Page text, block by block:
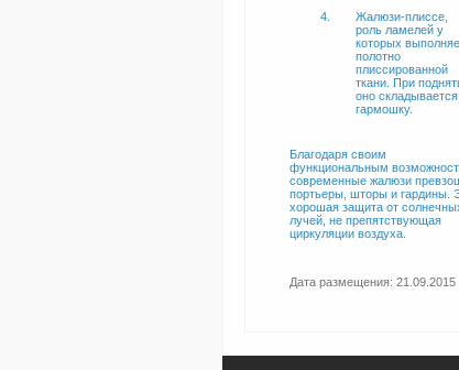
Жалюзи-плиссе,
роль ламелей у
которых
полотно
плиссированной
ткани. При
оно
гармошку.
Благодаря своим
функциональным
современные жалюзи
портьеры, шторы и гардины.
хорошая защита от
лучей, не препятствующая
циркуляции воздуха.
Дата размещения: 21.09.2015